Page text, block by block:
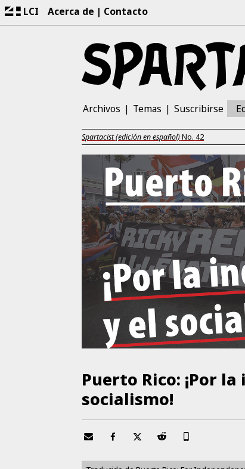
LCI Acerca de Contacto
Archivos Temas Suscribirse
Spartacist (edición en español) No. 42
Puerto Rico: ¡Por
socialismo!